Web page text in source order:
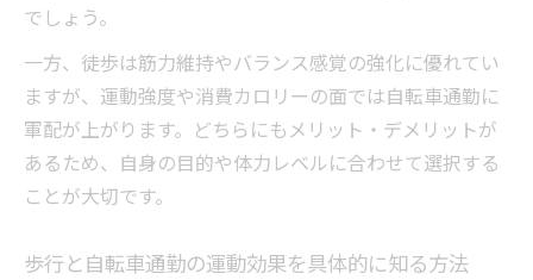
でしょう。
一方、徒歩は筋力維持やバランス感覚の強化に優れてい
ますが、運動強度や消費カロリーの面では自転車通勤に
軍配が上がります。どちらにもメリット・デメリットが
あるため、自身の目的や体力レベルに合わせて選択する
ことが大切です。
歩行と自転車通勤の運動効果を具体的に知る方法